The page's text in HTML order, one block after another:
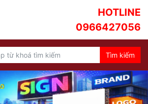
HOTLINE
0966427056